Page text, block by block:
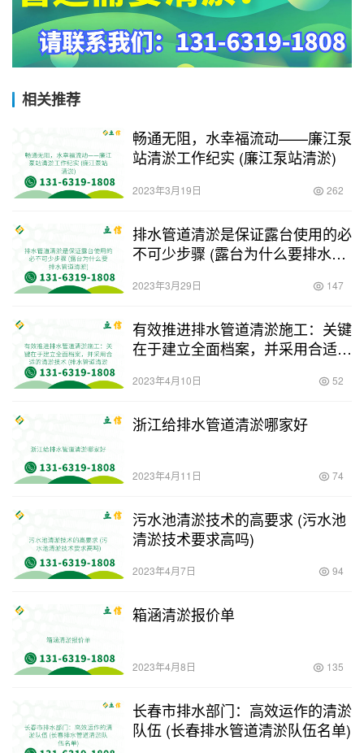
相关推荐
畅通无阻，水幸福流动——廉江泵
站清淤工作纪实 (廉江泵站清淤)
2023年3月19日 262
排水管道清淤是保证露台使用的必
不可少步骤 (露台为什么要排水管
2023年3月29日 147
有效推进排水管道清淤施工：关键
在于建立全面档案，并采用合适的
计划)
2023年4月10日 52
浙江给排水管道清淤哪家好
2023年4月11日 74
污水池清淤技术的高要求 (污水池
清淤技术要求高吗)
2023年4月7日 94
箱涵清淤报价单
2023年4月8日 135
长春市排水部门：高效运作的清淤
队伍 (长春排水管道清淤队伍名单)